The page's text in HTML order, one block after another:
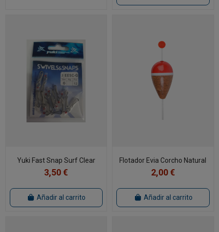
Yuki Fast Snap Surf Clear
3,50 €
Añadir al carrito
Flotador Evia Corcho Natural
2,00 €
Añadir al carrito